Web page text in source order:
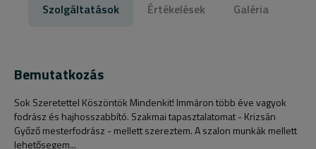
Szolgáltatások Értékelések Galéria
Bemutatkozás
Sok Szeretettel Köszöntök Mindenkit! Immáron több éve vagyok
fodrász és hajhosszabbító. Szakmai tapasztalatomat - Krizsán
Győző mesterfodrász - mellett szereztem. A szalon munkák mellett
lehetősegem...